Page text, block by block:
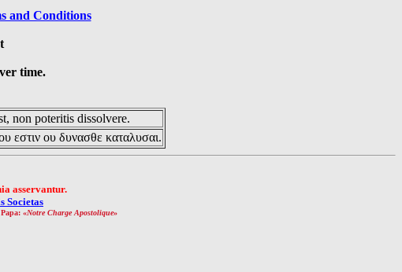
and Conditions
time.
non poteritis dissolvere.
εστιν ου δυνασθε καταλυσαι.
asservantur.
Societas
«Notre Charge Apostolique»